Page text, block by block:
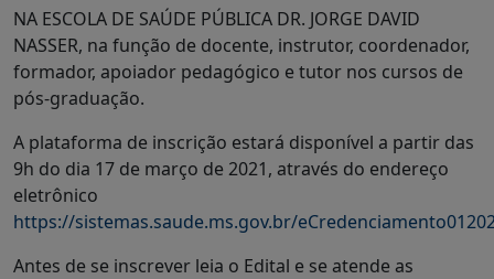
NA ESCOLA DE SAÚDE PÚBLICA DR. JORGE DAVID
NASSER, na função de docente, instrutor, coordenador,
formador, apoiador pedagógico e tutor nos cursos de
pós-graduação.
A plataforma de inscrição estará disponível a partir das
9h do dia 17 de março de 2021, através do endereço
eletrônico
https://sistemas.saude.ms.gov.br/
Antes de se inscrever leia o Edital e se atende as